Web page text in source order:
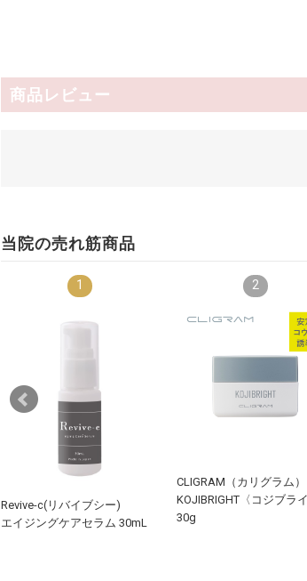
商品レビュー
当院の売れ筋商品
1
Revive-c(リバイブシー)
エイジングケアセラム 30mL
2
CLIGRAM（カリグラム）
KOJIBRIGHT〈コジブライ
30g